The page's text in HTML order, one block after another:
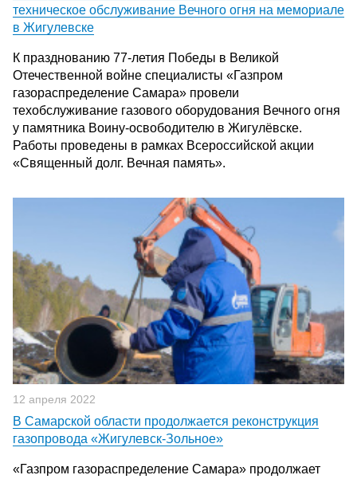
техническое обслуживание Вечного огня на мемориале
в Жигулевске
К празднованию 77-летия Победы в Великой
Отечественной войне специалисты «Газпром
газораспределение Самара» провели
техобслуживание газового оборудования Вечного огня
у памятника Воину-освободителю в Жигулёвске.
Работы проведены в рамках Всероссийской акции
«Священный долг. Вечная память».
12 апреля 2022
В Самарской области продолжается реконструкция
газопровода «Жигулевск-Зольное»
«Газпром газораспределение Самара» продолжает